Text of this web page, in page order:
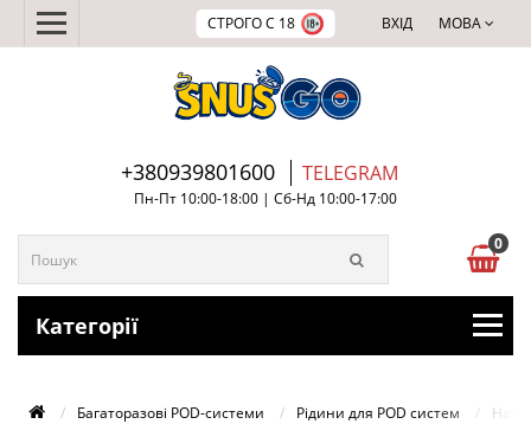
СТРОГО С 18 МОВА
ВХІД
+380939801600 TELEGRAM
Пн-Пт 10:00-18:00 | Сб-Нд 10:00-17:00
0
Категорії
Багаторазові POD-системи Рідини для POD систем